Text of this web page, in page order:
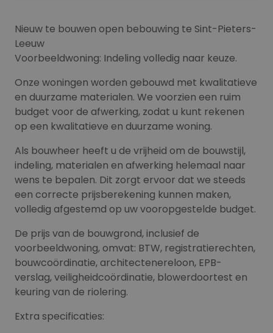
Nieuw te bouwen open bebouwing te Sint-Pieters-
Leeuw
Voorbeeldwoning: Indeling volledig naar keuze.
Onze woningen worden gebouwd met kwalitatieve
en duurzame materialen. We voorzien een ruim
budget voor de afwerking, zodat u kunt rekenen
op een kwalitatieve en duurzame woning.
Als bouwheer heeft u de vrijheid om de bouwstijl,
indeling, materialen en afwerking helemaal naar
wens te bepalen. Dit zorgt ervoor dat we steeds
een correcte prijsberekening kunnen maken,
volledig afgestemd op uw vooropgestelde budget.
De prijs van de bouwgrond, inclusief de
voorbeeldwoning, omvat: BTW, registratierechten,
bouwcoördinatie, architectenereloon, EPB-
verslag, veiligheidcoördinatie, blowerdoortest en
keuring van de riolering.
Extra specificaties: